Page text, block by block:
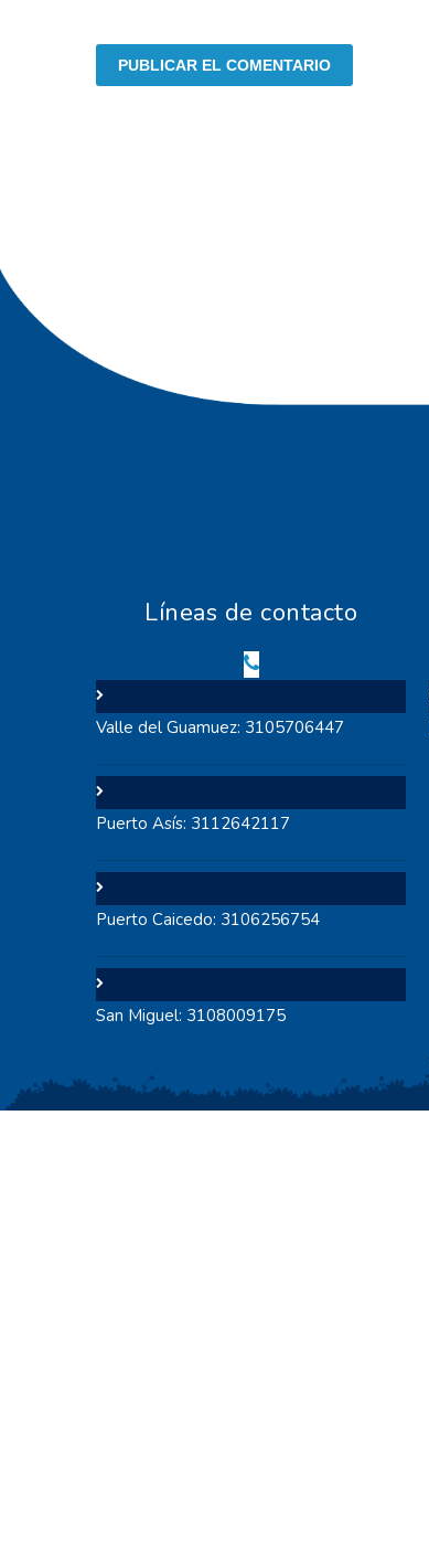
Líneas de contacto
Valle del Guamuez: 3105706447
Puerto Asís: 3112642117
Puerto Caicedo: 3106256754
San Miguel: 3108009175